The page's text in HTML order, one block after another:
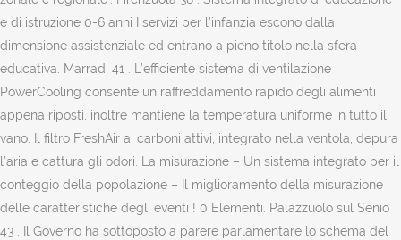
e di istruzione 0-6 anni I servizi per l’infanzia escono dalla
dimensione assistenziale ed entrano a pieno titolo nella sfera
educativa. Marradi 41 . L’efficiente sistema di ventilazione
PowerCooling consente un raffreddamento rapido degli alimenti
appena riposti, inoltre mantiene la temperatura uniforme in tutto il
vano. Il filtro FreshAir ai carboni attivi, integrato nella ventola, depura
l’aria e cattura gli odori. La misurazione – Un sistema integrato per il
conteggio della popolazione – Il miglioramento della misurazione
delle caratteristiche degli eventi ! 0 Elementi. Palazzuolo sul Senio
43 . Il Governo ha sottoposto a parere parlamentare lo schema del